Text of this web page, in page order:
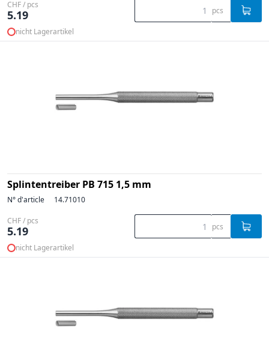
CHF / pcs
5.19 pcs
nicht Lagerartikel
Splintentreiber PB 715 1,5 mm
N° d'article 14.71010
CHF / pcs
5.19 pcs
nicht Lagerartikel